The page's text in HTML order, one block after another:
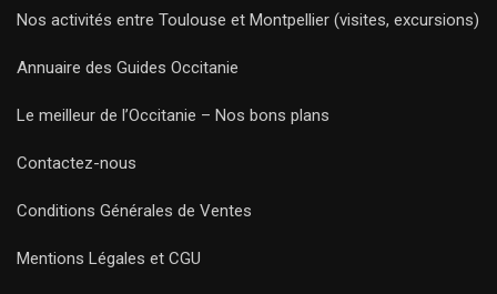
Nos activités entre Toulouse et Montpellier (visites, excursions)
Annuaire des Guides Occitanie
Le meilleur de l’Occitanie – Nos bons plans
Contactez-nous
Conditions Générales de Ventes
Mentions Légales et CGU